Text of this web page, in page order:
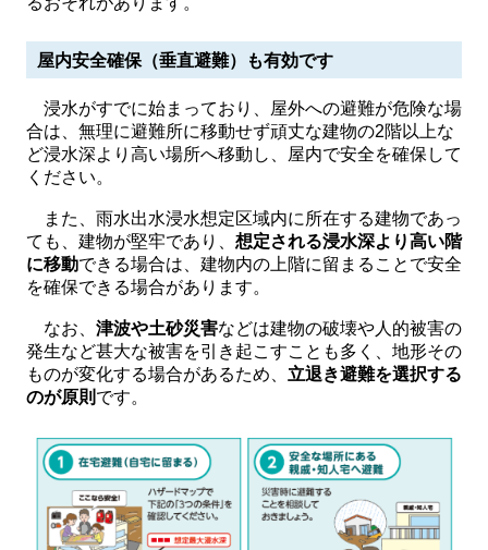
屋内安全確保（垂直避難）も有効です
浸水がすでに始まっており、屋外への避難が危険な場
合は、無理に避難所に移動せず頑丈な建物の2階以上な
ど浸水深より高い場所へ移動し、屋内で安全を確保して
ください。
また、雨水出水浸水想定区域内に所在する建物であっ
ても、建物が堅牢であり、 想定される浸水深より高い階
に移動できる場合は、建物内の上階に留まることで安全
を確保できる場合があります。
なお、 津波や土砂災害などは建物の破壊や人的被害の
発生など甚大な被害を引き起こすことも多く、地形その
ものが変化する場合があるため、 立退き避難を選択する
のが原則 です。